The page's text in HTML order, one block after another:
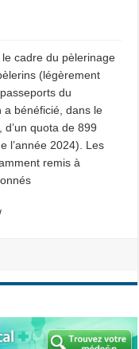
cadre du pèlerinage
(légèrement
du
a bénéficié, dans le
quota de 899
l’année 2024). Les
remis à